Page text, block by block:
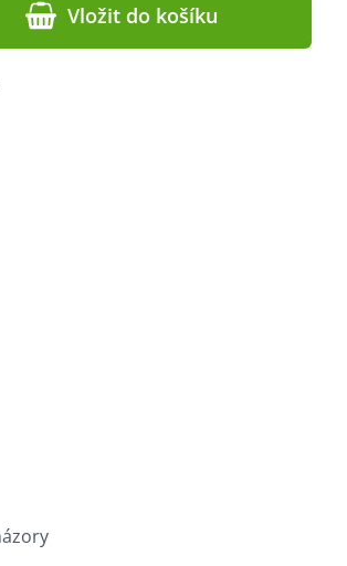
Vložit do košíku